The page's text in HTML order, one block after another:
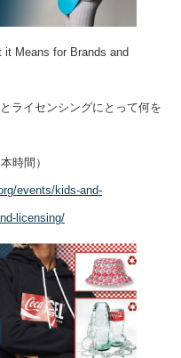
Means for Brands and
ライセンシングにとって何を
時間）
events/kids-and-
licensing/